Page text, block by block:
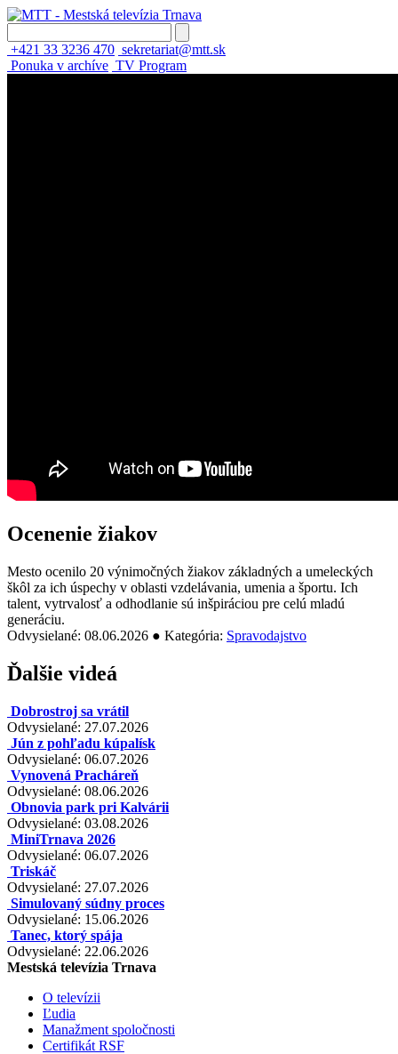
+421 33 3236 470 sekretariat@mtt.sk
Ponuka v archíve TV Program
Ocenenie žiakov
Mesto ocenilo 20 výnimočných žiakov základných a umeleckých
škôl za ich úspechy v oblasti vzdelávania, umenia a športu. Ich
talent, vytrvalosť a odhodlanie sú inšpiráciou pre celú mladú
generáciu.
Odvysielané: 08.06.2026 ● Kategória: Spravodajstvo
Ďalšie videá
Dobrostroj sa vrátil
Odvysielané: 27.07.2026
Jún z pohľadu kúpalísk
Odvysielané: 06.07.2026
Vynovená Pracháreň
Odvysielané: 08.06.2026
Obnovia park pri Kalvárii
Odvysielané: 03.08.2026
MiniTrnava 2026
Odvysielané: 06.07.2026
Triskáč
Odvysielané: 27.07.2026
Simulovaný súdny proces
Odvysielané: 15.06.2026
Tanec, ktorý spája
Odvysielané: 22.06.2026
Mestská televízia Trnava
O televízii
Ľudia
Manažment spoločnosti
Certifikát RSF